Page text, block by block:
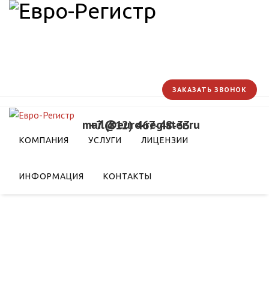
+7 (812) 467-48-33
mail@euro-register.ru
ЗАКАЗАТЬ ЗВОНОК
КОМПАНИЯ УСЛУГИ ЛИЦЕНЗИИ
ИНФОРМАЦИЯ КОНТАКТЫ